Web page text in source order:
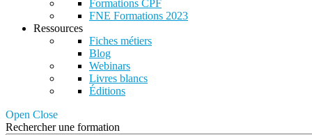
Formations CPF
FNE Formations 2023
Ressources
Fiches métiers
Blog
Webinars
Livres blancs
Éditions
Open Close
Rechercher une formation